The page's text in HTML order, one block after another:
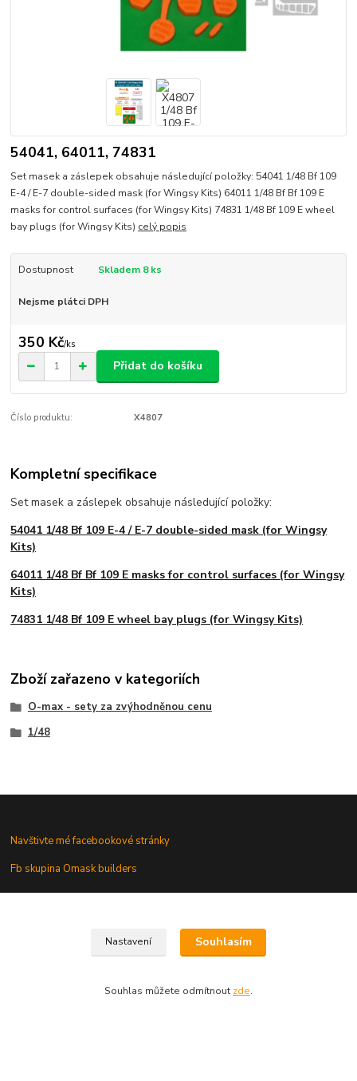
54041, 64011, 74831
Set masek a záslepek obsahuje následující položky: 54041 1/48 Bf 109
E-4 / E-7 double-sided mask (for Wingsy Kits) 64011 1/48 Bf Bf 109 E
masks for control surfaces (for Wingsy Kits) 74831 1/48 Bf 109 E wheel
bay plugs (for Wingsy Kits) celý popis
Dostupnost Skladem 8 ks
Nejsme plátci DPH
350 Kč/ks
Přidat do košíku
Číslo produktu: X4807
Kompletní specifikace
Set masek a záslepek obsahuje následující položky:
54041 1/48 Bf 109 E-4 / E-7 double-sided mask (for Wingsy
Kits)
64011 1/48 Bf Bf 109 E masks for control surfaces (for Wingsy
Kits)
74831 1/48 Bf 109 E wheel bay plugs (for Wingsy Kits)
Zboží zařazeno v kategoriích
O-max - sety za zvýhodněnou cenu
1/48
Navštivte mé facebookové stránky
Fb skupina Omask builders
Nastavení Souhlasím
Souhlas můžete odmítnout zde.